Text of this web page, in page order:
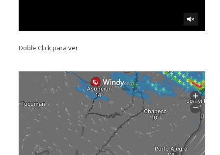
Doble Click para ver